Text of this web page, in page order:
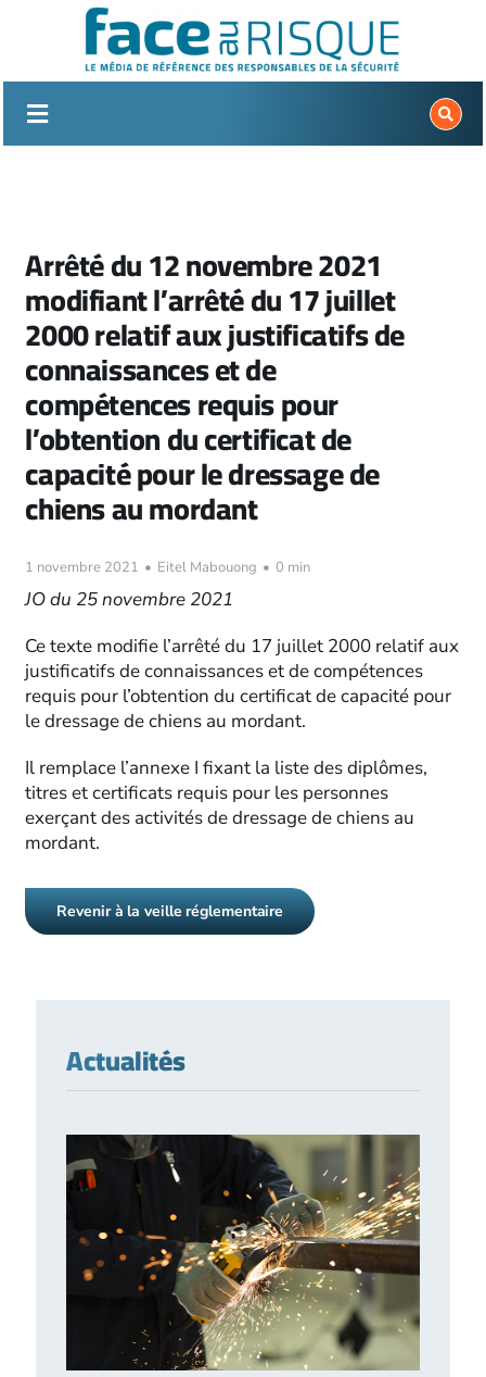
Arrêté du 12 novembre 2021
modifiant l’arrêté du 17 juillet
2000 relatif aux justificatifs de
connaissances et de
compétences requis pour
l’obtention du certificat de
capacité pour le dressage de
chiens au mordant
1 novembre 2021 • Eitel Mabouong • 0 min
JO du 25 novembre 2021
Ce texte modifie l’arrêté du 17 juillet 2000 relatif aux
justificatifs de connaissances et de compétences
requis pour l’obtention du certificat de capacité pour
le dressage de chiens au mordant.
Il remplace l’annexe I fixant la liste des diplômes,
titres et certificats requis pour les personnes
exerçant des activités de dressage de chiens au
mordant.
Revenir à la veille réglementaire
Actualités